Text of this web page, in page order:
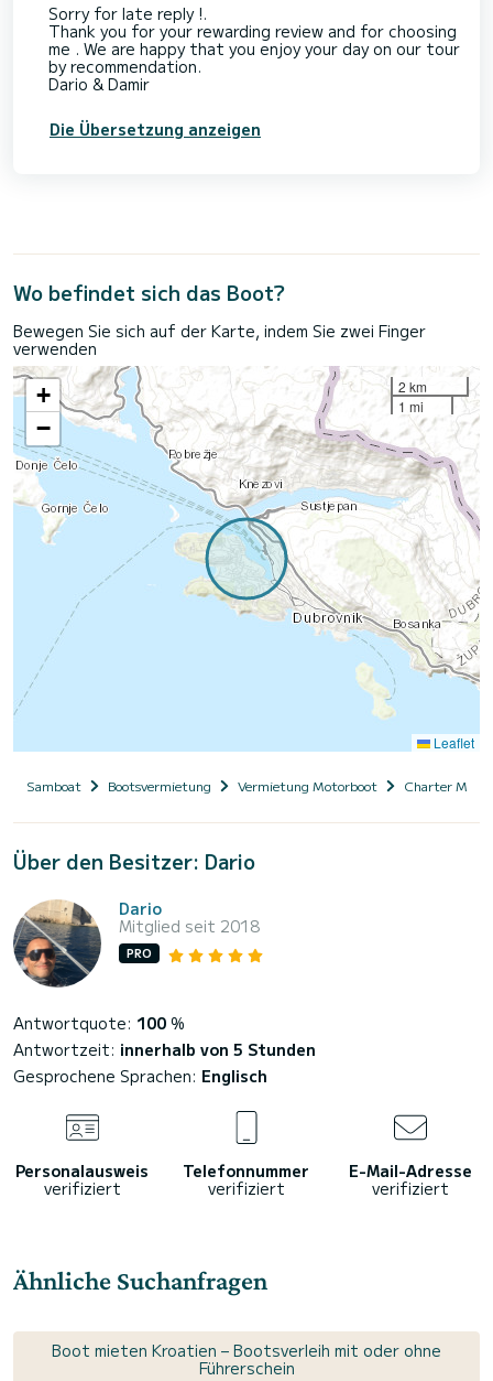
Sorry for late reply !.
Thank you for your rewarding review and for choosing
me . We are happy that you enjoy your day on our tour
by recommendation.
Dario & Damir
Die Übersetzung anzeigen
Wo befindet sich das Boot?
Bewegen Sie sich auf der Karte, indem Sie zwei Finger
verwenden
+
−
2 km
1 mi
Leaflet
Samboat Bootsvermietung Vermietung Motorboot Charter
Über den Besitzer: Dario
Dario
Mitglied seit 2018
PRO
Antwortquote: 100 %
Antwortzeit: innerhalb von 5 Stunden
Gesprochene Sprachen: Englisch
Personalausweis
verifiziert
Telefonnummer
verifiziert
E-Mail-Adresse
verifiziert
Ähnliche Suchanfragen
Boot mieten Kroatien – Bootsverleih mit oder ohne
Führerschein